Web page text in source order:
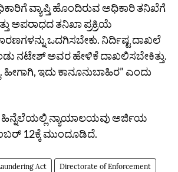
ವ್ಯಾಪ್ತಿ ಹೊಂದಿರುವ ಅಧಿಕಾರಿ ತನಿಖೆಗೆ
ಅಪರಾಧದ ತನಿಖಾ ಪ್ರಕ್ರಿಯೆ
ಒದಗಿಸಬೇಕು. ನಿರ್ದಿಷ್ಟ ದಾಖಲೆ
ನಟೇಶ್‌ ಅವರ ಹೇಳಿಕೆ ದಾಖಲಿಸಬೇಕಿತ್ತು.
ಹೀಗಾಗಿ, ಇದು ಕಾನೂನುಬಾಹಿರ” ಎಂದು
ನ್ಯಾಯಾಲಯವು ಅರ್ಜಿಯ
12ಕ್ಕೆ ಮುಂದೂಡಿದೆ.
Act Directorate of Enforcement